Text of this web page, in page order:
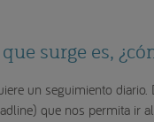
surge es,
un seguimiento
que nos permita ir